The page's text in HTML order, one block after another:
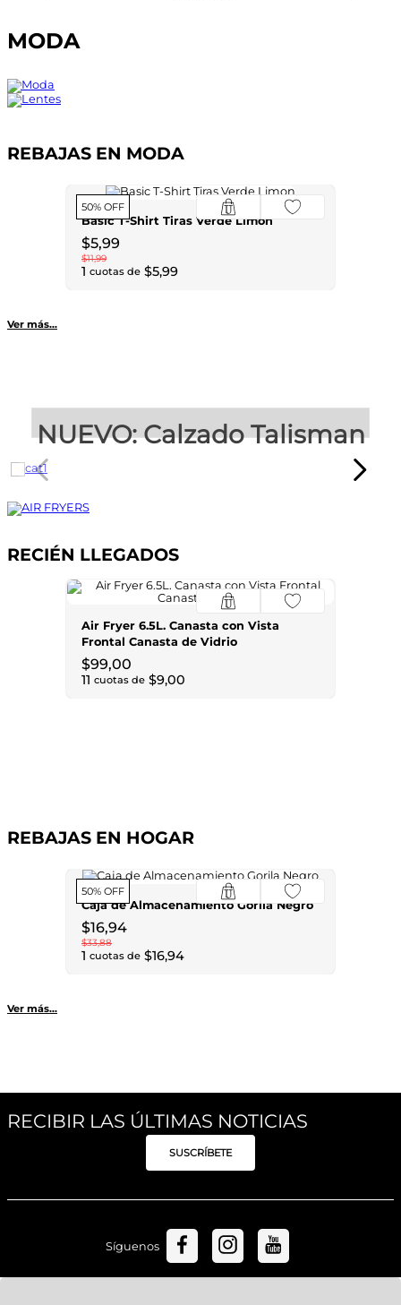
MODA
REBAJAS EN MODA
50% OFF
Basic T-Shirt Tiras Verde Limon
$5,99
$11,99
1 cuotas de $5,99
Ver más...
NUEVO: Calzado Talisman
RECIÉN LLEGADOS
Air Fryer 6.5L. Canasta con Vista
Frontal Canasta de Vidrio
$99,00
11 cuotas de $9,00
REBAJAS EN HOGAR
50% OFF
Caja de Almacenamiento Gorila Negro
$16,94
$33,88
1 cuotas de $16,94
Ver más...
RECIBIR LAS ÚLTIMAS NOTICIAS
SUSCRÍBETE
Síguenos